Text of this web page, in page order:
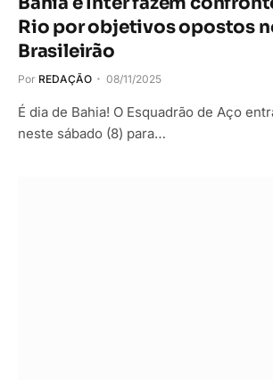
Rio por objetivos opostos
Brasileirão
Por REDAÇÃO 08/11/2025
É dia de Bahia! O Esquadrão de Aço
neste sábado (8) para…